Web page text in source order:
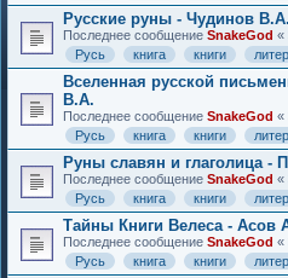
Русские руны - Чудинов В.А.
Последнее сообщение SnakeGod «
Русь
книга книги
Вселенная русской
В.А.
Последнее сообщение SnakeGod «
Русь
книга книги
Руны славян и глаголица -
Последнее сообщение SnakeGod «
Русь
книга книги
Тайны Книги Велеса - Асов
Последнее сообщение SnakeGod «
Русь
книга книги